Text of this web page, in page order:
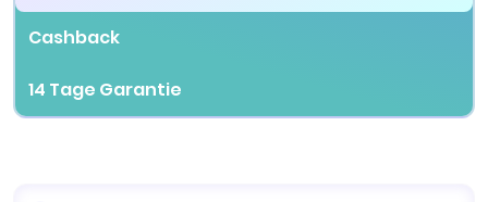
Cashback
14 Tage Garantie